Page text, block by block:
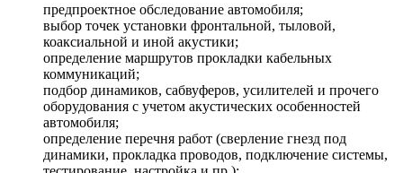
предпроектное обследование автомобиля;
выбор точек установки фронтальной, тыловой,
коаксиальной и иной акустики;
определение маршрутов прокладки кабельных
коммуникаций;
подбор динамиков, сабвуферов, усилителей и прочего
оборудования с учетом акустических особенностей
автомобиля;
определение перечня работ (сверление гнезд под
динамики, прокладка проводов, подключение системы,